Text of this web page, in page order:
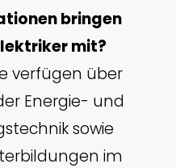
bringen
mit?
verfügen über
Energie- und
sowie
im